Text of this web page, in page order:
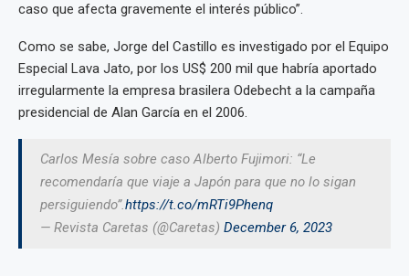
caso que afecta gravemente el interés público”.
Como se sabe, Jorge del Castillo es investigado por el Equipo
Especial Lava Jato, por los US$ 200 mil que habría aportado
irregularmente la empresa brasilera Odebecht a la campaña
presidencial de Alan García en el 2006.
Carlos Mesía sobre caso Alberto Fujimori: “Le
recomendaría que viaje a Japón para que no lo sigan
persiguiendo”.https://t.co/mRTi9Phenq
— Revista Caretas (@Caretas) December 6, 2023